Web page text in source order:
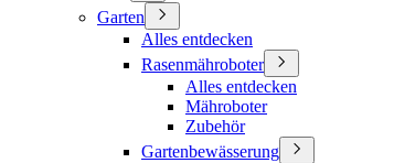
Garten
Alles entdecken
Rasenmähroboter
Alles entdecken
Mähroboter
Zubehör
Gartenbewässerung